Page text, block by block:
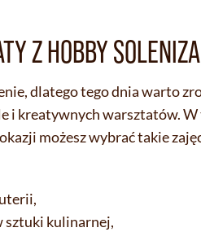
Z HOBBY
dlatego tego dnia warto
i kreatywnych warsztatów.
możesz wybrać takie
sztuki kulinarnej,